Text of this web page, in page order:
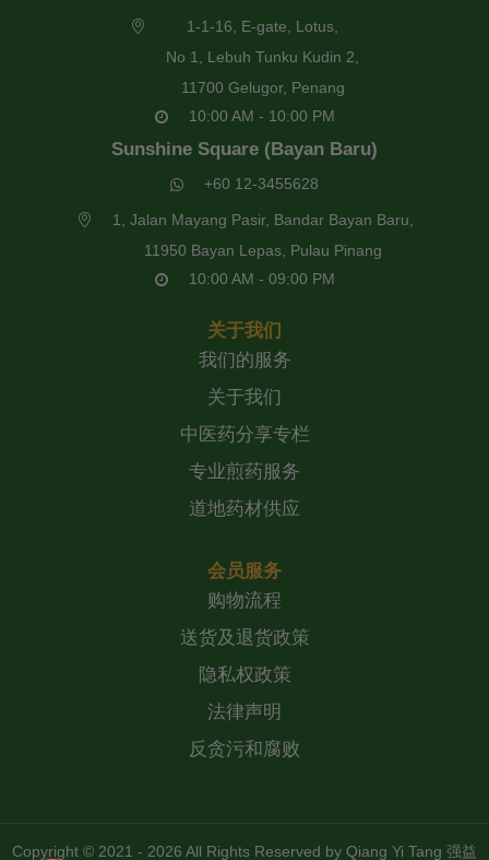
1-1-16, E-gate, Lotus,
No 1, Lebuh Tunku Kudin 2,
11700 Gelugor, Penang
10:00 AM - 10:00 PM
Sunshine Square (Bayan Baru)
+60 12-3455628
1, Jalan Mayang Pasir, Bandar Bayan Baru,
11950 Bayan Lepas, Pulau Pinang
10:00 AM - 09:00 PM
关于我们
我们的服务
关于我们
中医药分享专栏
专业煎药服务
道地药材供应
会员服务
购物流程
送货及退货政策
隐私权政策
法律声明
反贪污和腐败
Copyright © 2021 - 2026 All Rights Reserved by Qiang Yi Tang 强益